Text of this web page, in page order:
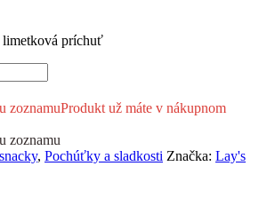
príchuť
zoznamuProdukt už máte v nákupnom
zoznamu
, Pochúťky a sladkosti Značka: Lay's